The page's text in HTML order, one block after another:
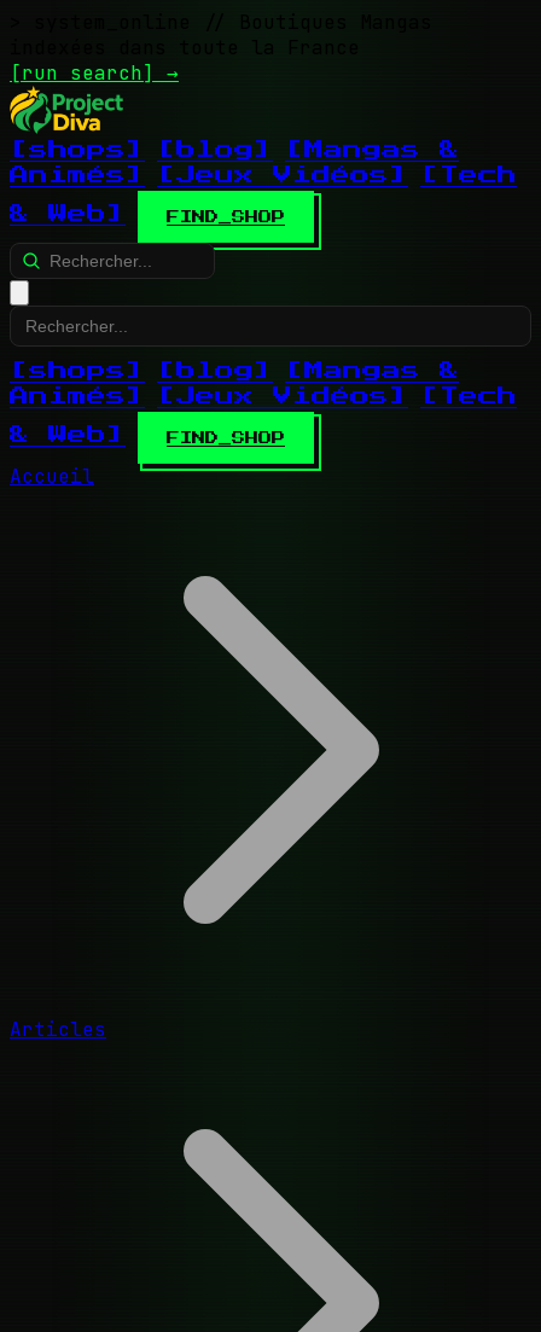
// Boutiques Mangas
indexées dans toute la France
[run search] →
[shops] [blog]
[Mangas &
Animés]
[Jeux Vidéos]
[Tech
& Web]
FIND_SHOP
[shops] [blog]
[Mangas &
Animés]
[Jeux Vidéos]
[Tech
& Web]
FIND_SHOP
Accueil
Articles